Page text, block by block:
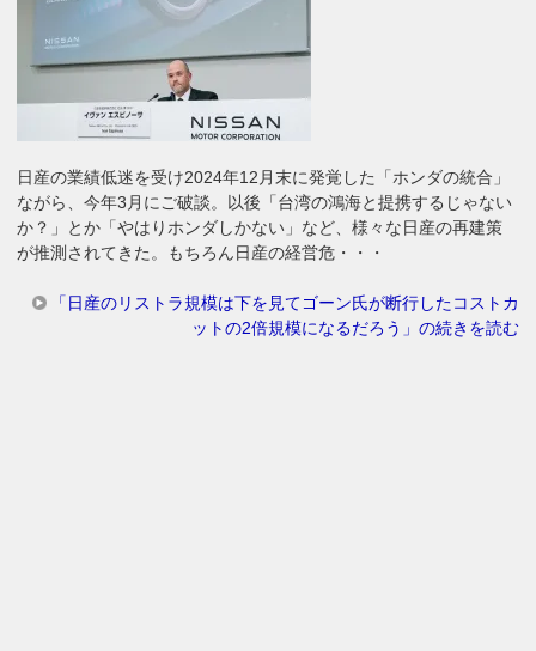
日産の業績低迷を受け2024年12月末に発覚した「ホンダの統合」
ながら、今年3月にご破談。以後「台湾の鴻海と提携するじゃない
か？」とか「やはりホンダしかない」など、様々な日産の再建策
が推測されてきた。もちろん日産の経営危・・・
「日産のリストラ規模は下を見てゴーン氏が断行したコストカ
ットの2倍規模になるだろう」の続きを読む